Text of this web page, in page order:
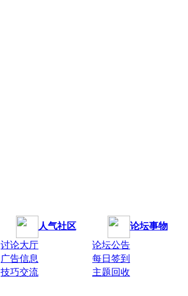
人气社区
论坛事物
讨论大厅
论坛公告
广告信息
每日签到
技巧交流 主题回收